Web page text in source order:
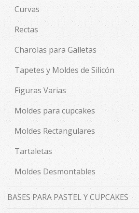
Curvas
Rectas
Charolas para Galletas
Tapetes y Moldes de Silicón
Figuras Varias
Moldes para cupcakes
Moldes Rectangulares
Tartaletas
Moldes Desmontables
BASES PARA PASTEL Y CUPCAKES